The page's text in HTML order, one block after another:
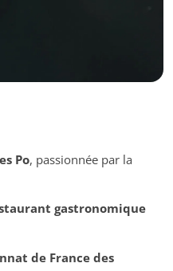
Po, passionnée par la
gastronomique
de France des